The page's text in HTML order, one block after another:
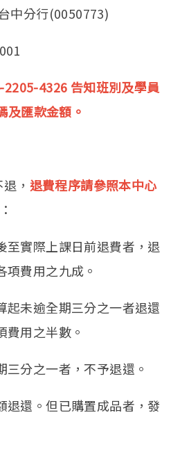
中分行(0050773)
4326 告知班別及學員
及匯款金額。
， 退費程序請參照本中心
至實際上課日前退費者，退
項費用之九成。
起未逾全期三分之一者退還
費用之半數。
分之一者，不予退還。
退還。但已購置成品者，發